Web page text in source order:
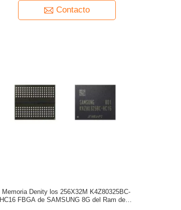
Contacto
Memoria Denity los 256X32M K4Z80325BC-
HC16 FBGA de SAMSUNG 8G del Ram de la